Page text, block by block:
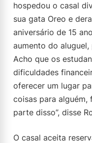
hospedou o casal
sua gata Oreo e
aniversário de 15
aumento do
Acho que os
dificuldades
oferecer um lugar
coisas para
parte disso”, disse
O casal aceita